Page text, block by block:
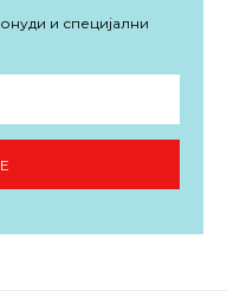
и специјални